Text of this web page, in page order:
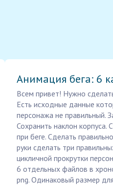
Анимация бега: 6
Всем привет! Нужно
Есть исходные данные
персонажа не правильный.
Сохранить наклон корпуса.
при беге. Сделать
руки сделать три
цикличной прокрутки
6 отдельных файлов в
png. Одинаковый размер